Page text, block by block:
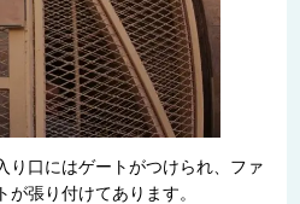
り口にはゲートがつけられ、ファ
張り付けてあります。